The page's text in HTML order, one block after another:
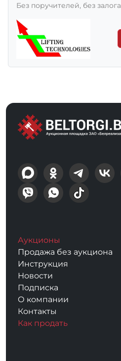
Без поручителей, без залога
Аукционы
Продажа без аукциона
Инструкция
Новости
Подписка
О компании
Контакты
Как продать